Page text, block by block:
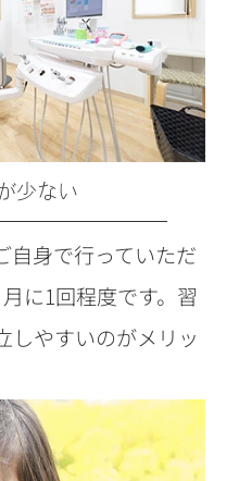
少ない
自身で行っていただ
に1回程度です。習
しやすいのがメリッ